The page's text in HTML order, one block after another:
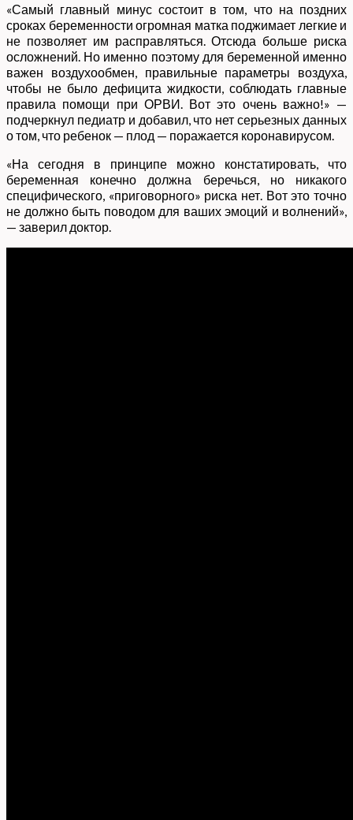
«Самый главный минус состоит в том, что на поздних
сроках беременности огромная матка поджимает легкие и
не позволяет им расправляться. Отсюда больше риска
осложнений. Но именно поэтому для беременной именно
важен воздухообмен, правильные параметры воздуха,
чтобы не было дефицита жидкости, соблюдать главные
правила помощи при ОРВИ. Вот это очень важно!» —
подчеркнул педиатр и добавил, что нет серьезных данных
о том, что ребенок — плод — поражается коронавирусом.
«На сегодня в принципе можно констатировать, что
беременная конечно должна беречься, но никакого
специфического, «приговорного» риска нет. Вот это точно
не должно быть поводом для ваших эмоций и волнений»,
— заверил доктор.